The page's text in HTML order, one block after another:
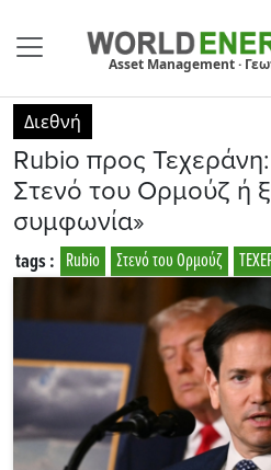
Asset Management ·
Διεθνή
Rubio προς
Στενό του Ορμούζ ή
συμφωνία»
Στενό του Ορμούζ
Rubio
tags :